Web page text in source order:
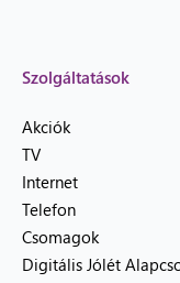
Szolgáltatások
Akciók
TV
Internet
Telefon
Csomagok
Digitális Jólét